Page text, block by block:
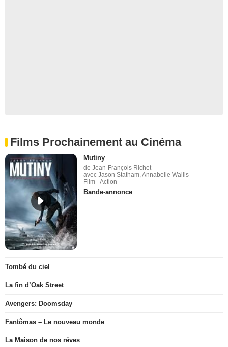
Films Prochainement au Cinéma
Mutiny
de Jean-François Richet
avec Jason Statham, Annabelle Wallis
Film - Action
Bande-annonce
Tombé du ciel
La fin d’Oak Street
Avengers: Doomsday
Fantômas – Le nouveau monde
La Maison de nos rêves